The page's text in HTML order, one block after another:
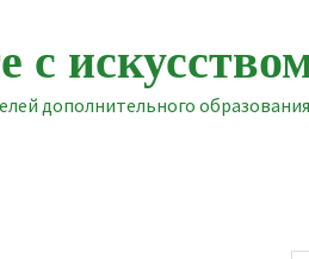
с
дополнительного образования